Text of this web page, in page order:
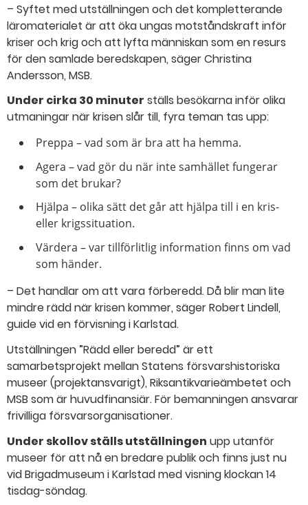
– Syftet med utställningen och det kompletterande
läromaterialet är att öka ungas motståndskraft inför
kriser och krig och att lyfta människan som en resurs
för den samlade beredskapen, säger Christina
Andersson, MSB.
Under cirka 30 minuter ställs besökarna inför olika
utmaningar när krisen slår till, fyra teman tas upp:
Preppa – vad som är bra att ha hemma.
Agera – vad gör du när inte samhället fungerar
som det brukar?
Hjälpa – olika sätt det går att hjälpa till i en kris-
eller krigssituation.
Värdera – var tillförlitlig information finns om vad
som händer.
– Det handlar om att vara förberedd. Då blir man lite
mindre rädd när krisen kommer, säger Robert Lindell,
guide vid en förvisning i Karlstad.
Utställningen ”Rädd eller beredd” är ett
samarbetsprojekt mellan Statens försvarshistoriska
museer (projektansvarigt), Riksantikvarieämbetet och
MSB som är huvudfinansiär. För bemanningen ansvarar
frivilliga försvarsorganisationer.
Under skollov ställs utställningen upp utanför
museer för att nå en bredare publik och finns just nu
vid Brigadmuseum i Karlstad med visning klockan 14
tisdag-söndag.